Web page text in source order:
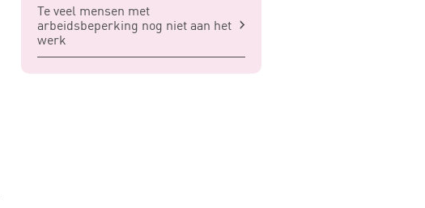
Te veel mensen met
arbeidsbeperking nog niet aan het
werk